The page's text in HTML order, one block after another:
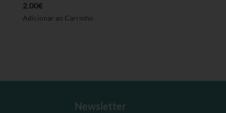
2.00€
Adicionar ao Carrinho
Newsletter